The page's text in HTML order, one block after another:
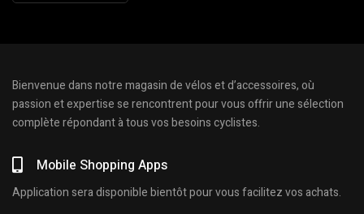
Bienvenue dans notre magasin de vélos et d’accessoires, où
passion et expertise se rencontrent pour vous offrir une sélection
complète répondant à tous vos besoins cyclistes.
Mobile Shopping Apps
Application sera disponible bientôt pour vous facilitez vos achats.